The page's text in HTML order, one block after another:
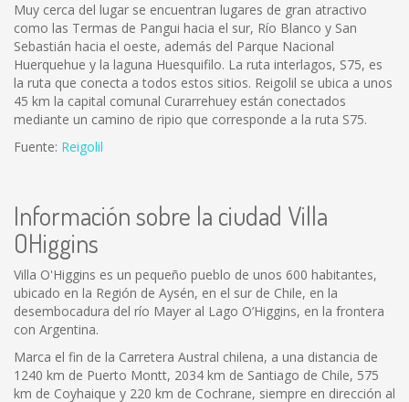
Muy cerca del lugar se encuentran lugares de gran atractivo
como las Termas de Pangui hacia el sur, Río Blanco y San
Sebastián hacia el oeste, además del Parque Nacional
Huerquehue y la laguna Huesquifilo. La ruta interlagos, S75, es
la ruta que conecta a todos estos sitios. Reigolil se ubica a unos
45 km la capital comunal Curarrehuey están conectados
mediante un camino de ripio que corresponde a la ruta S75.
Fuente: Reigolil
Información sobre la ciudad Villa
OHiggins
Villa O'Higgins es un pequeño pueblo de unos 600 habitantes,
ubicado en la Región de Aysén, en el sur de Chile, en la
desembocadura del río Mayer al Lago O’Higgins, en la frontera
con Argentina.
Marca el fin de la Carretera Austral chilena, a una distancia de
1240 km de Puerto Montt, 2034 km de Santiago de Chile, 575
km de Coyhaique y 220 km de Cochrane, siempre en dirección al